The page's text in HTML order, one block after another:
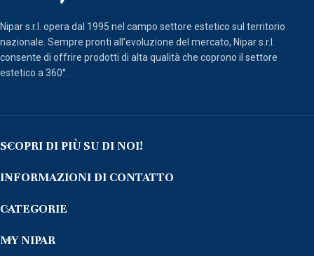
Nipar s.r.l. opera dal 1995 nel campo settore estetico sul territorio
nazionale. Sempre pronti all'evoluzione del mercato, Nipar s.r.l.
consente di offrire prodotti di alta qualità che coprono il settore
estetico a 360°.
SCOPRI DI PIÙ SU DI NOI!
INFORMAZIONI DI CONTATTO
CATEGORIE
MY NIPAR